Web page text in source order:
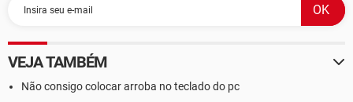
VEJA TAMBÉM
Não consigo colocar arroba no teclado do pc